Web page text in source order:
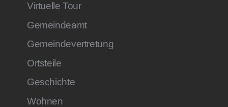
Virtuelle Tour
Gemeindeamt
Gemeindevertretung
Ortsteile
Geschichte
Wohnen